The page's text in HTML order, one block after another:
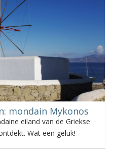
mondain Mykonos
eiland van de Griekse
Wat een geluk!